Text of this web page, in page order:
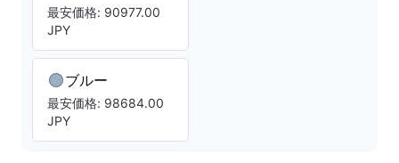
最安価格: 90977.00
JPY
ブルー
最安価格: 98684.00
JPY